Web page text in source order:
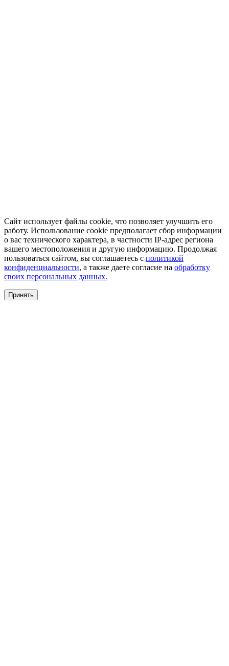
Сайт использует файлы cookie, что позволяет улучшить его
работу. Использование cookie предполагает сбор информации
о вас технического характера, в частности IP-адрес региона
вашего местоположения и другую информацию. Продолжая
пользоваться сайтом, вы соглашаетесь с политикой
конфиденциальности, а также даете согласие на обработку
своих персональных данных.
Принять